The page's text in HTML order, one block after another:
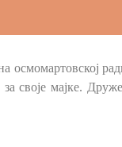
осмомартовској
своје мајке.